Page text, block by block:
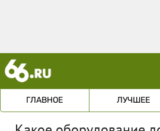
ГЛАВНОЕ ЛУЧШЕЕ